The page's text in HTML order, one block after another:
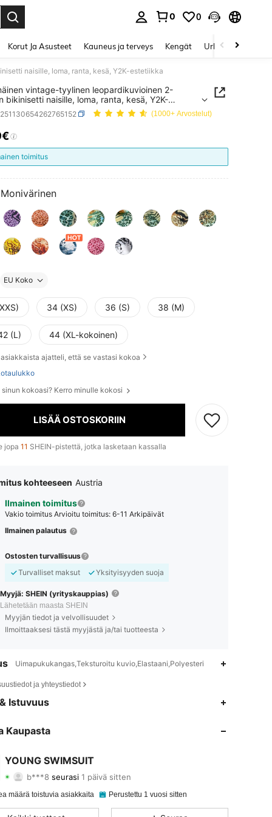
0 0
Korut Ja Asusteet Kauneus ja terveys Kengät Urheilu & Ulkoilu
naisille, loma, ranta, kesä, Y2K-estetiikka
vintage-tyylinen leopardikuvioinen 2-
bikinisetti naisille, loma, ranta, kesä, Y2K-
(1000+ Arvostelut)
AND AVAILABILITY
toimitus
Monivärinen
EU Koko
34 (XS) 36 (S) 38 (M)
(L) 44 (XL-kokoinen)
asiakkaista ajatteli, että se vastasi kokoa
sinun kokoasi? Kerro minulle kokosi
LISÄÄ OSTOSKORIIN
jopa 11 SHEIN-pistettä, jotka lasketaan kassalla
kohteeseen Austria
Ilmainen toimitus
Vakio toimitus Arvioitu toimitus: 6-11 Arkipäivät
Ilmainen palautus
Ostosten turvallisuus
Turvalliset maksut
Yksityisyyden suoja
Myyjä: SHEIN (yrityskauppias)
Lähetetään maasta SHEIN
Myyjän tiedot ja velvollisuudet
Ilmoittaaksesi tästä myyjästä ja/tai tuotteesta
Uimapukukangas,Teksturoitu kuvio,Elastaani,Polyesteri
ja yhteystiedot
Istuvuus
Kaupasta
YOUNG SWIMSUIT
b***8 seurasi
4.81 Arvostelu 34Tuotteet 1.8K
määrä toistuvia asiakkaita Perustettu 1 vuosi sitten